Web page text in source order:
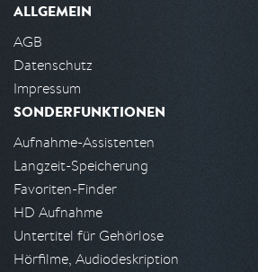
ALLGEMEIN
AGB
Datenschutz
Impressum
SONDERFUNKTIONEN
Aufnahme-Assistenten
Langzeit-Speicherung
Favoriten-Finder
HD Aufnahme
Untertitel für Gehörlose
Hörfilme, Audiodeskription